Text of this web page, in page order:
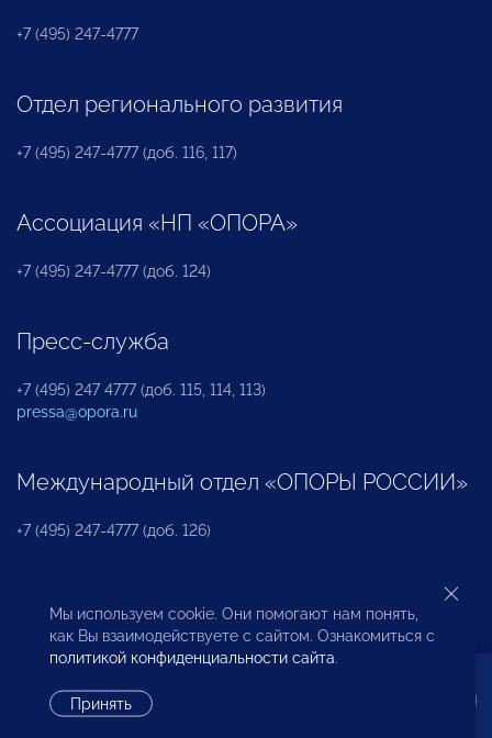
+7 (495) 247-4777
Отдел регионального развития
+7 (495) 247-4777 (доб. 116, 117)
Ассоциация «НП «ОПОРА»
+7 (495) 247-4777 (доб. 124)
Пресс-служба
+7 (495) 247 4777 (доб. 115, 114, 113)
pressa@opora.ru
Международный отдел «ОПОРЫ РОССИИ»
+7 (495) 247-4777 (доб. 126)
Бюро по защите прав предпринимателей и
инвесторов
Мы используем cookie. Они помогают нам понять,
как Вы взаимодействуете с сайтом. Ознакомиться с
политикой конфиденциальности сайта.
Принять